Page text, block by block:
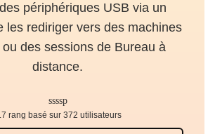
périphériques USB via un
les rediriger vers des machines
des sessions de Bureau à
distance.
rang basé sur 372 utilisateurs